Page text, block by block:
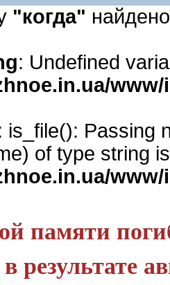
"когда"
: Undefined
is_file(): Passing
of type string
памяти
результате